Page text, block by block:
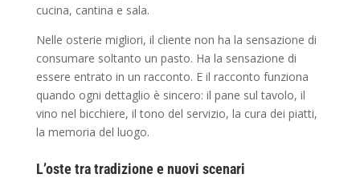
cucina, cantina e sala.
Nelle osterie migliori, il cliente non ha la sensazione di
consumare soltanto un pasto. Ha la sensazione di
essere entrato in un racconto. E il racconto funziona
quando ogni dettaglio è sincero: il pane sul tavolo, il
vino nel bicchiere, il tono del servizio, la cura dei piatti,
la memoria del luogo.
L’oste tra tradizione e nuovi scenari